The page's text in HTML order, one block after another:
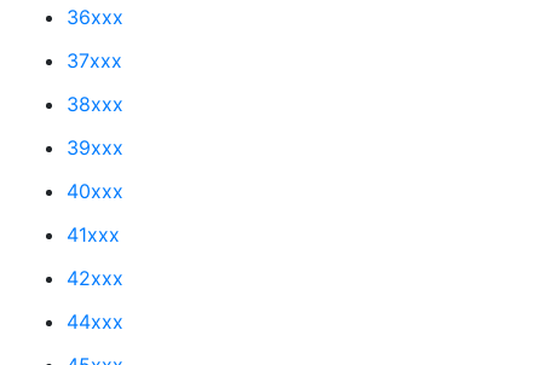
36xxx
37xxx
38xxx
39xxx
40xxx
41xxx
42xxx
44xxx